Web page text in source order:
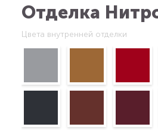
Отделка
Цвета внутренней отделки